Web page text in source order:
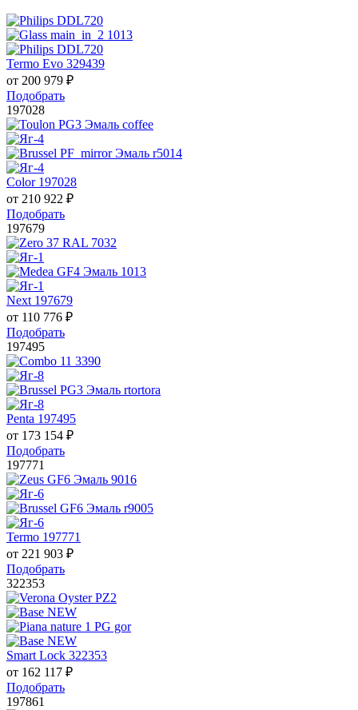
Termo Evo 329439
от 200 979 ₽
Подобрать
197028
Color 197028
от 210 922 ₽
Подобрать
197679
Next 197679
от 110 776 ₽
Подобрать
197495
Penta 197495
от 173 154 ₽
Подобрать
197771
Termo 197771
от 221 903 ₽
Подобрать
322353
Smart Lock 322353
от 162 117 ₽
Подобрать
197861